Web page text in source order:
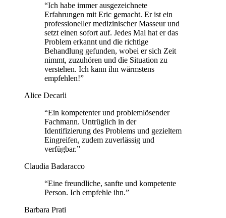
“Ich habe immer ausgezeichnete
Erfahrungen mit Eric gemacht. Er ist ein
professioneller medizinischer Masseur und
setzt einen sofort auf. Jedes Mal hat er das
Problem erkannt und die richtige
Behandlung gefunden, wobei er sich Zeit
nimmt, zuzuhören und die Situation zu
verstehen. Ich kann ihn wärmstens
empfehlen!”
Alice Decarli
“Ein kompetenter und problemlösender
Fachmann. Untrüglich in der
Identifizierung des Problems und gezieltem
Eingreifen, zudem zuverlässig und
verfügbar.”
Claudia Badaracco
“Eine freundliche, sanfte und kompetente
Person. Ich empfehle ihn.”
Barbara Prati